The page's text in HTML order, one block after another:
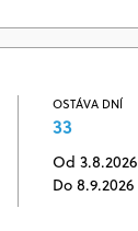
OSTÁVA DNÍ
33
Od 3.8.2026
Do 8.9.2026